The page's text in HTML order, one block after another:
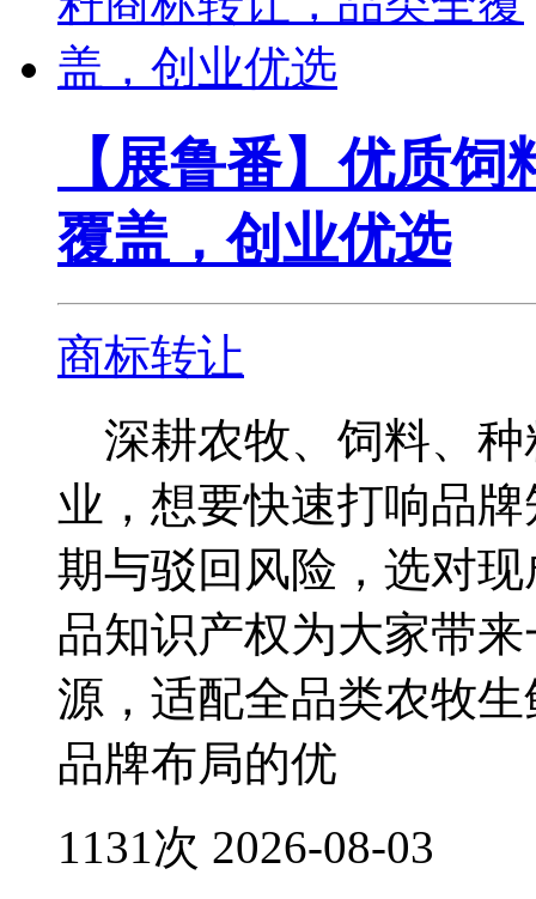
【展鲁番】优质
覆盖，创业优选
商标转让
深耕农牧、饲料、种
业，想要快速打响品
期与驳回风险，选对
品知识产权为大家带
源，适配全品类农牧
品牌布局的优
1131次 2026-08-03